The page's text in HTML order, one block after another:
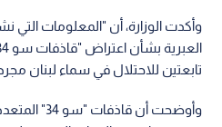
وأكدت الوزارة، أن "المعلومات التي
تابعتين للاحتلال في سماء لبنان
وأوضحت أن